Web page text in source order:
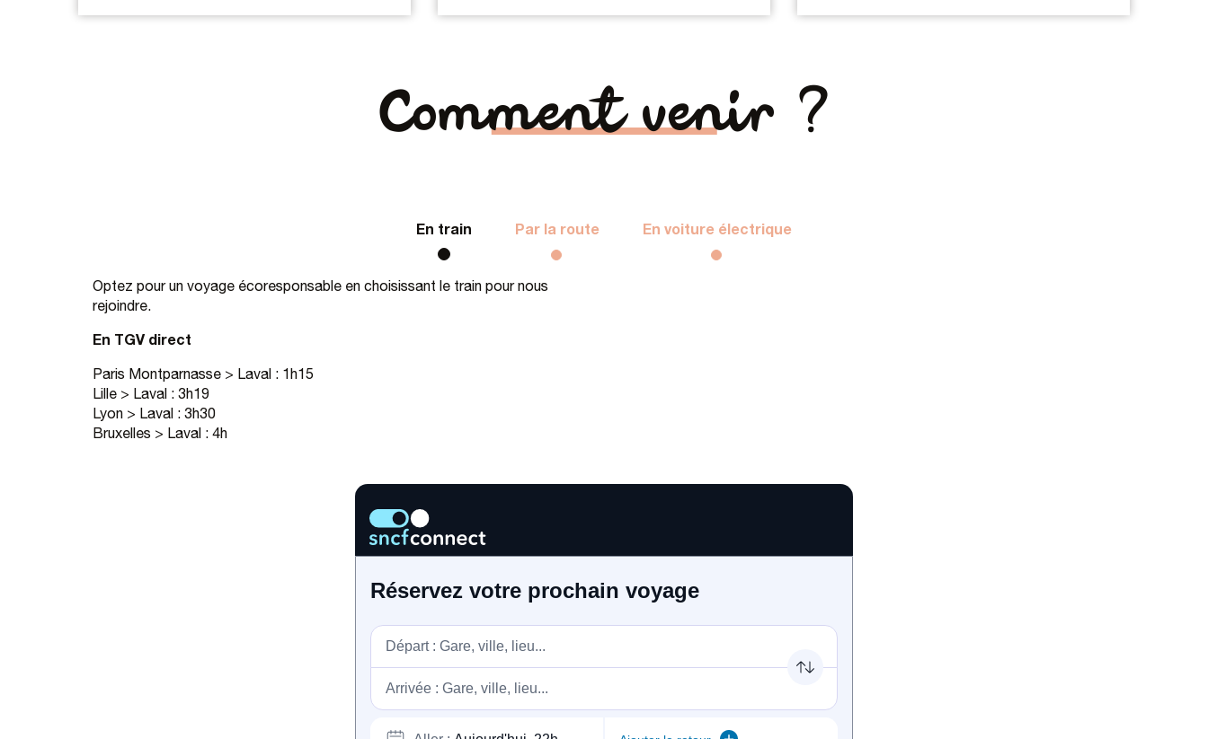
Comment venir ?
En train Par la route En voiture électrique
Optez pour un voyage écoresponsable en choisissant le train pour nous
rejoindre.
En TGV direct
Paris Montparnasse > Laval : 1h15
Lille > Laval : 3h19
Lyon > Laval : 3h30
Bruxelles > Laval : 4h